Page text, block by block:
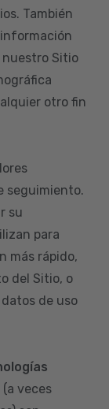
También
Sitio
otro fin
seguimiento.
su
para
más rápido,
del Sitio, o
de uso
veces